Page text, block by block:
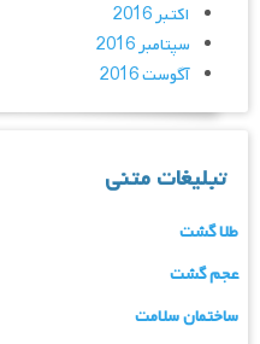
اکتبر 2016
سپتامبر 2016
آگوست 2016
تبلیغات متنی
طلا گشت
عجم گشت
ساختمان سلامت